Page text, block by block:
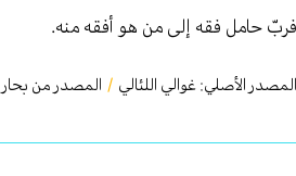
فربّ حامل فقه إلى من هو أفقه منه.
المصدر الأصلي: غوالي اللئالي / المصدر من بحار